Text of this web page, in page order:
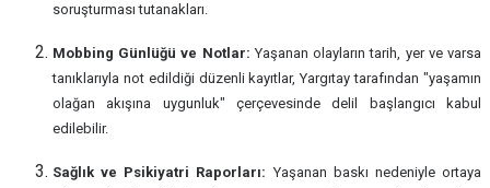
soruşturması tutanakları.
Mobbing Günlüğü ve Notlar: Yaşanan olayların tarih, yer ve varsa
tanıklarıyla not edildiği düzenli kayıtlar, Yargıtay tarafından "yaşamın
olağan akışına uygunluk" çerçevesinde delil başlangıcı kabul
edilebilir.
Sağlık ve Psikiyatri Raporları: Yaşanan baskı nedeniyle ortaya